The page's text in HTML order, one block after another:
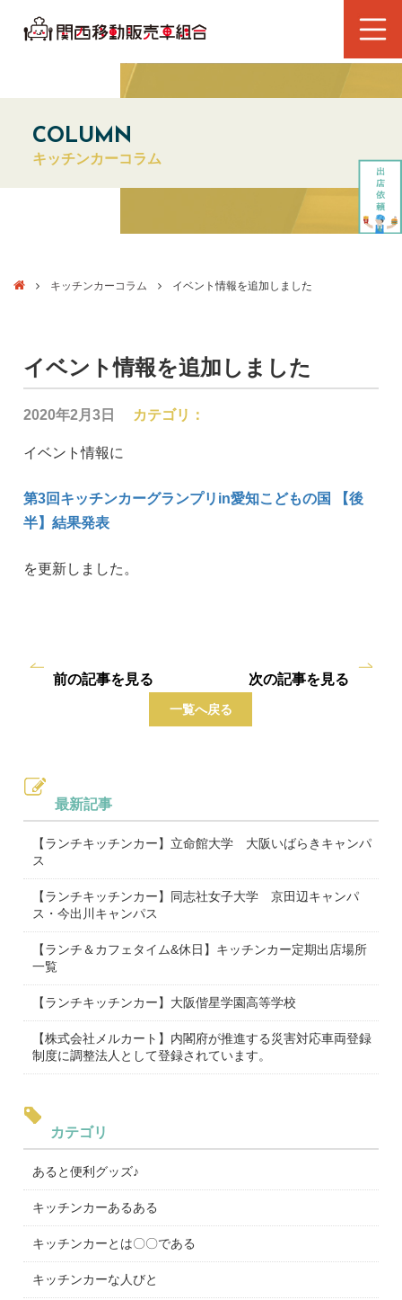
COLUMN
キッチンカーコラム
キッチンカーコラム イベント情報を追加しました
イベント情報を追加しました
2020年2月3日 カテゴリ：
イベント情報に
第3回キッチンカーグランプリin愛知こどもの国 【後
半】結果発表
を更新しました。
前の記事を見る
一覧へ戻る
次の記事を見る
最新記事
【ランチキッチンカー】立命館大学 大阪いばらきキャンパ
ス
【ランチキッチンカー】同志社女子大学 京田辺キャンパ
ス・今出川キャンパス
【ランチ＆カフェタイム&休日】キッチンカー定期出店場所
一覧
【ランチキッチンカー】大阪偕星学園高等学校
【株式会社メルカート】内閣府が推進する災害対応車両登録
制度に調整法人として登録されています。
カテゴリ
あると便利グッズ♪
キッチンカーあるある
キッチンカーとは〇〇である
キッチンカーな人びと